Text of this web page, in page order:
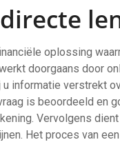
oplossing
doorgaans door
informatie verstrekt
is beoordeeld en
Vervolgens
Het proces van